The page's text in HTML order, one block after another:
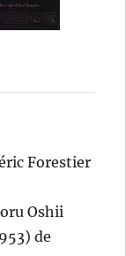
Forestier
Oshii
de